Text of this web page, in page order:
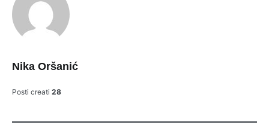
Nika Oršanić
Posti creati 28